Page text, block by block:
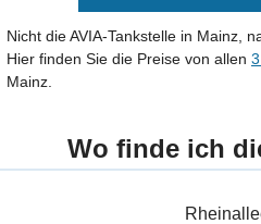
Nicht die AVIA-Tankstelle in Mainz,
Hier finden Sie die Preise von allen
Mainz.
Wo finde ich